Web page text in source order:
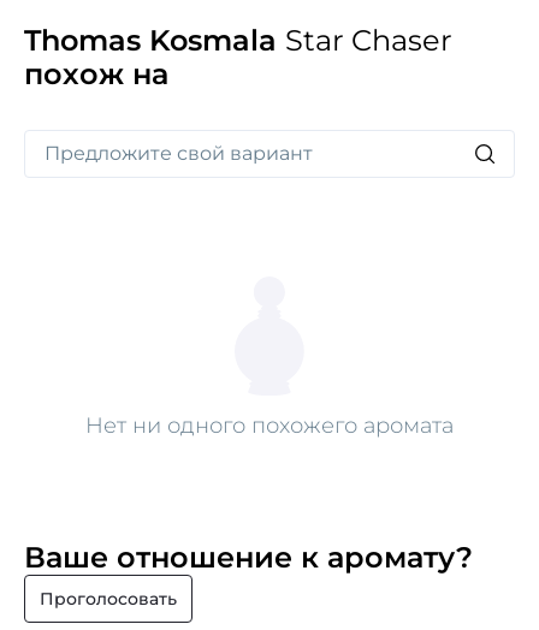
Thomas Kosmala Star Chaser
похож на
Нет ни одного похожего аромата
Ваше отношение к аромату?
Проголосовать